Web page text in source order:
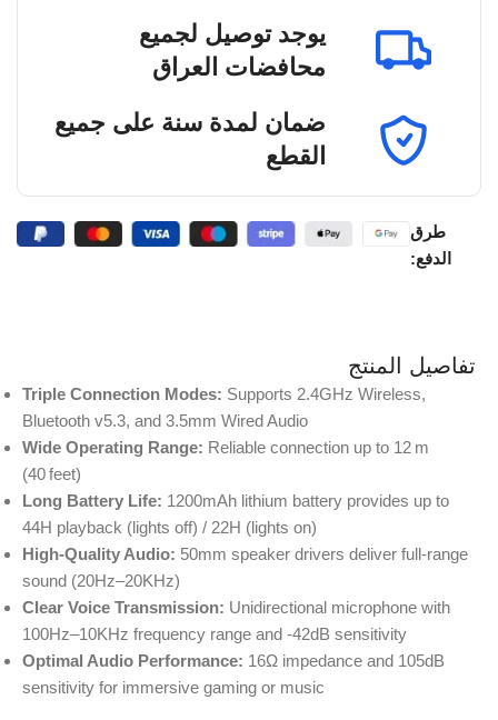
يوجد توصيل لجميع
محافضات العراق
ضمان لمدة سنة على جميع
القطع
طرق
الدفع:
تفاصيل المنتج
Triple Connection Modes: Supports 2.4GHz Wireless,
Bluetooth v5.3, and 3.5mm Wired Audio
Wide Operating Range: Reliable connection up to 12 m
(40 feet)
Long Battery Life: 1200mAh lithium battery provides up to
44H playback (lights off) / 22H (lights on)
High-Quality Audio: 50mm speaker drivers deliver full-range
sound (20Hz–20KHz)
Clear Voice Transmission: Unidirectional microphone with
100Hz–10KHz frequency range and -42dB sensitivity
Optimal Audio Performance: 16Ω impedance and 105dB
sensitivity for immersive gaming or music